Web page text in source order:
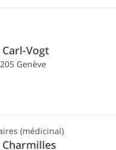
Vogt
Genève
(médicinal)